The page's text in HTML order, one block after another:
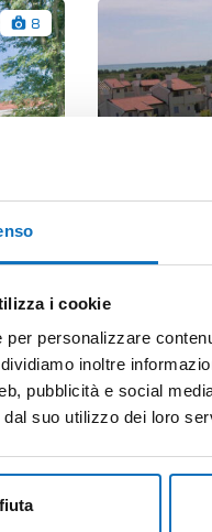
i cookie
per personalizzare
inoltre
pubblicità e social
suo utilizzo dei loro
8
Amare 502
Via delle
Apartments